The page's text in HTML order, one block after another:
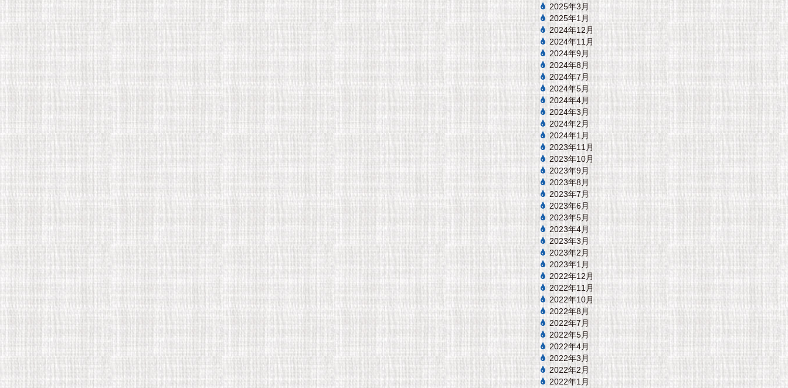
2025年3月
2025年1月
2024年12月
2024年11月
2024年9月
2024年8月
2024年7月
2024年5月
2024年4月
2024年3月
2024年2月
2024年1月
2023年11月
2023年10月
2023年9月
2023年8月
2023年7月
2023年6月
2023年5月
2023年4月
2023年3月
2023年2月
2023年1月
2022年12月
2022年11月
2022年10月
2022年8月
2022年7月
2022年5月
2022年4月
2022年3月
2022年2月
2022年1月